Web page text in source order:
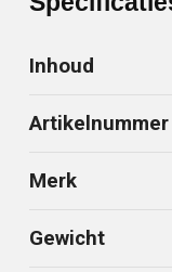
Inhoud
Artikelnummer
Merk
Gewicht